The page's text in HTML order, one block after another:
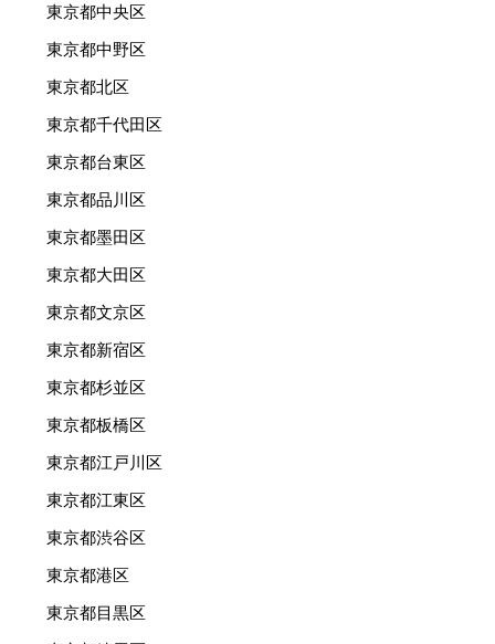
東京都中央区
東京都中野区
東京都北区
東京都千代田区
東京都台東区
東京都品川区
東京都墨田区
東京都大田区
東京都文京区
東京都新宿区
東京都杉並区
東京都板橋区
東京都江戸川区
東京都江東区
東京都渋谷区
東京都港区
東京都目黒区